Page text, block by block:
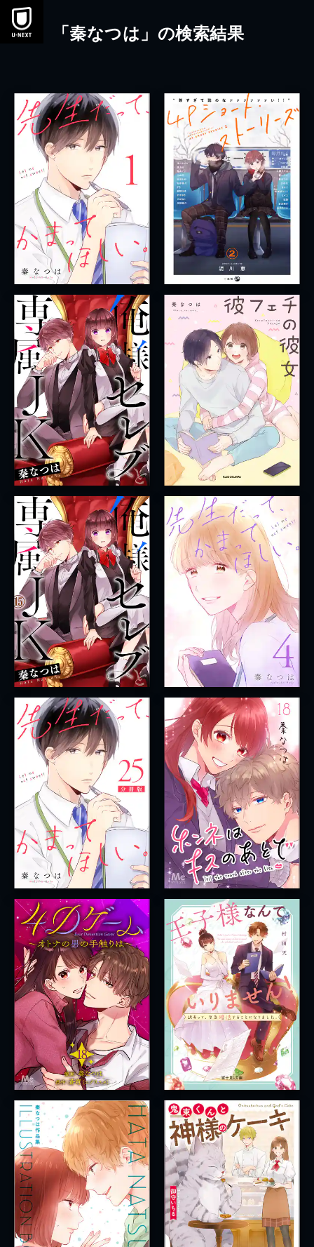
本文へスキップ
「秦なつは」の検索結果